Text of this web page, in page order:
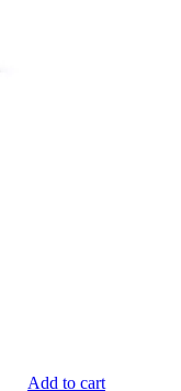
Add to cart